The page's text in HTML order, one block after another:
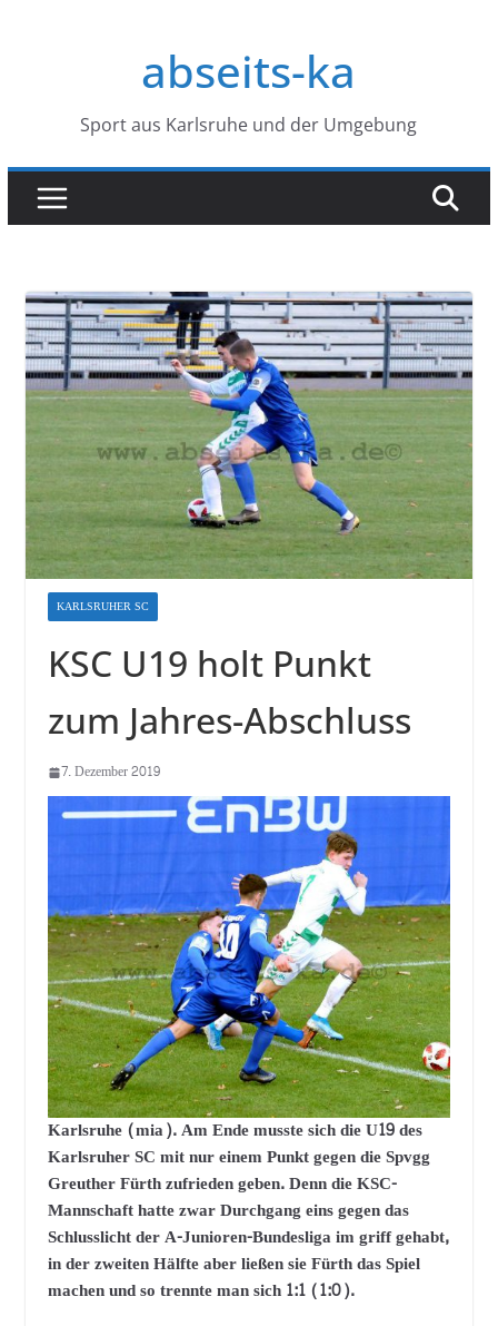
abseits-ka
Sport aus Karlsruhe und der Umgebung
KARLSRUHER SC
KSC U19 holt Punkt
zum Jahres-Abschluss
7. Dezember 2019
Karlsruhe (mia). Am Ende musste sich die U19 des
Karlsruher SC mit nur einem Punkt gegen die Spvgg
Greuther Fürth zufrieden geben. Denn die KSC-
Mannschaft hatte zwar Durchgang eins gegen das
Schlusslicht der A-Junioren-Bundesliga im griff gehabt,
in der zweiten Hälfte aber ließen sie Fürth das Spiel
machen und so trennte man sich 1:1 (1:0).